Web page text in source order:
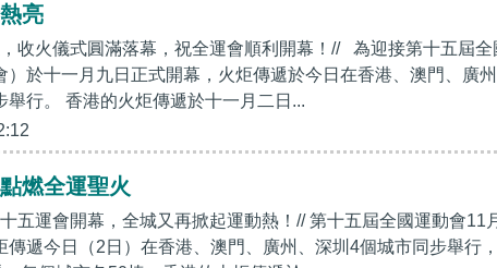
亮
收火儀式圓滿落幕，祝全運會順利開幕！// 為迎接第十五屆全
）於十一月九日正式開幕，火炬傳遞於今日在香港、澳門、廣州
舉行。 香港的火炬傳遞於十一月二日...
燃全運聖火
五運會開幕，全城又再掀起運動熱！// 第十五屆全國運動會11
傳遞今日（2日）在香港、澳門、廣州、深圳4個城市同步舉行